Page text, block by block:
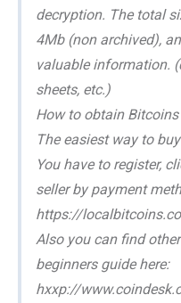
decryption. The total
4Mb (non archived),
valuable information.
sheets, etc.)
How to obtain Bitcoins
The easiest way to
You have to register,
seller by payment
https://
Also you can find
beginners guide here:
hxxp://